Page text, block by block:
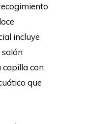
incluye
salón
capilla con
que